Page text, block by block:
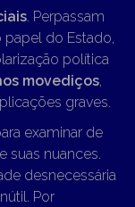
. Perpassam
do Estado,
política
movediços,
graves.
examinar de
suas nuances.
desnecessária
Por